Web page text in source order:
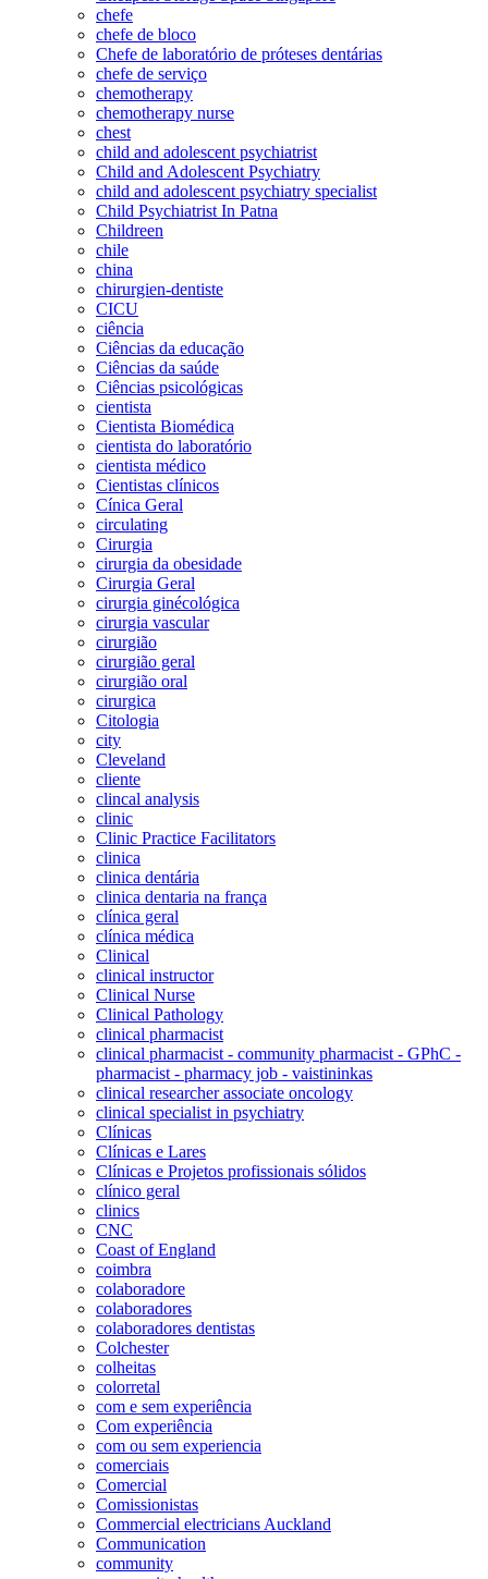
chefe
chefe de bloco
Chefe de laboratório de próteses dentárias
chefe de serviço
chemotherapy
chemotherapy nurse
chest
child and adolescent psychiatrist
Child and Adolescent Psychiatry
child and adolescent psychiatry specialist
Child Psychiatrist In Patna
Childreen
chile
china
chirurgien-dentiste
CICU
ciência
Ciências da educação
Ciências da saúde
Ciências psicológicas
cientista
Cientista Biomédica
cientista do laboratório
cientista médico
Cientistas clínicos
Cínica Geral
circulating
Cirurgia
cirurgia da obesidade
Cirurgia Geral
cirurgia ginécológica
cirurgia vascular
cirurgião
cirurgião geral
cirurgião oral
cirurgica
Citologia
city
Cleveland
cliente
clincal analysis
clinic
Clinic Practice Facilitators
clinica
clinica dentária
clinica dentaria na frança
clínica geral
clínica médica
Clinical
clinical instructor
Clinical Nurse
Clinical Pathology
clinical pharmacist
clinical pharmacist - community pharmacist - GPhC -
pharmacist - pharmacy job - vaistininkas
clinical researcher associate oncology
clinical specialist in psychiatry
Clínicas
Clínicas e Lares
Clínicas e Projetos profissionais sólidos
clínico geral
clinics
CNC
Coast of England
coimbra
colaboradore
colaboradores
colaboradores dentistas
Colchester
colheitas
colorretal
com e sem experiência
Com experiência
com ou sem experiencia
comerciais
Comercial
Comissionistas
Commercial electricians Auckland
Communication
community